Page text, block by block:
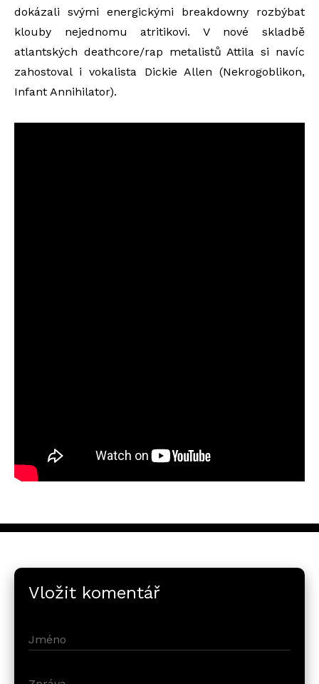
dokázali svými energickými breakdowny rozbýbat
klouby nejednomu atritikovi. V nové skladbě
atlantských deathcore/rap metalistů Attila si navíc
zahostoval i vokalista Dickie Allen (Nekrogoblikon,
Infant Annihilator).
Vložit komentář